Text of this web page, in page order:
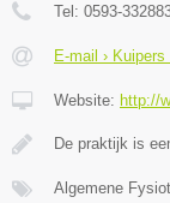
Tel: 0593-
E-mail ›
Website: http://
De praktijk is
Algemene